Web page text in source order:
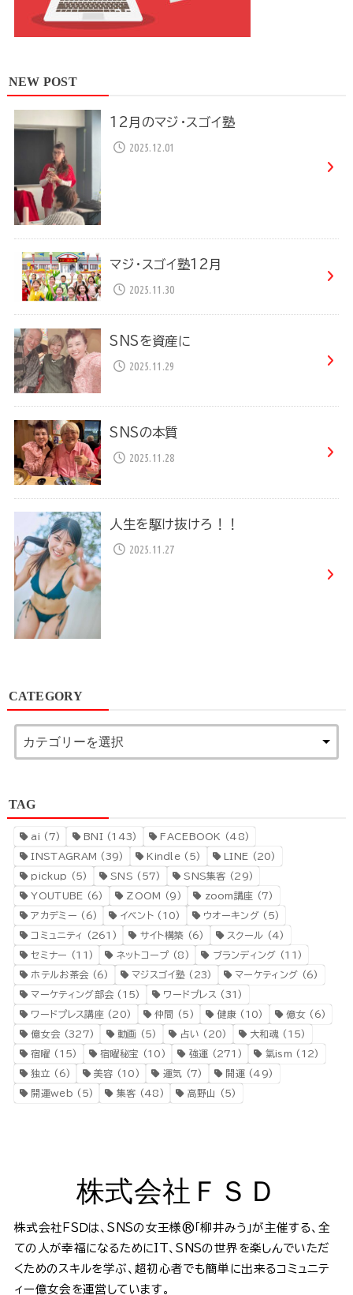
NEW POST
12月のマジ・スゴイ塾
2025.12.01
マジ・スゴイ塾12月
2025.11.30
SNSを資産に
2025.11.29
SNSの本質
2025.11.28
人生を駆け抜けろ！！
2025.11.27
CATEGORY
TAG
ai (7) BNI(143) FACEBOOK (48)
INSTAGRAM (39) Kindle (5) LINE (20)
pickup (5) SNS (57) SNS集客 (29)
YOUTUBE (6) ZOOM (9) zoom講座 (7)
アカデミー (6) イベント (10) ウオーキング (5)
コミュニティ (261) サイト構築 (6) スクール (4)
セミナー (11) ネットコープ (8) ブランディング (11)
ホテルお茶会 (6) マジスゴイ塾(23) マーケティング (6)
マーケティング部会 (15) ワードプレス (31)
ワードプレス講座(20) 仲間 (5) 健康 (10) 億女(6)
億女会 (327) 動画 (5) 占い (20) 大和魂 (15)
宿曜 (15) 宿曜秘宝 (10) 強運 (271) 氣ism (12)
独立 (6) 美容 (10) 運気 (7) 開運(49)
開運web (5) 集客 (48) 高野山 (5)
株式会社ＦＳＤ
株式会社ＦＳＤは、SNSの女王様®️「柳井みう」が主催する、全
ての人が幸福になるためにIT、SNSの世界を楽しんでいただ
くためのスキルを学ぶ、超初心者でも簡単に出来るコミュニテ
ィー億女会を運営しています。